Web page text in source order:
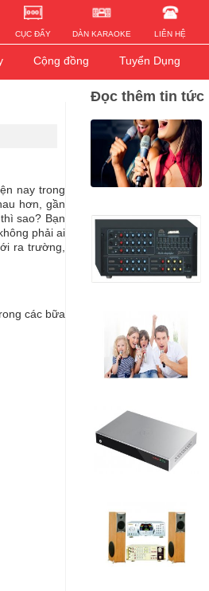
CỤC ĐẨY DÀN KARAOKE LIÊN HỆ
Cộng đồng Tuyển Dụng
nay trong
hơn, gần
sao? Bạn
phải ai
ra trường,
các bữa
Đọc thêm tin tức